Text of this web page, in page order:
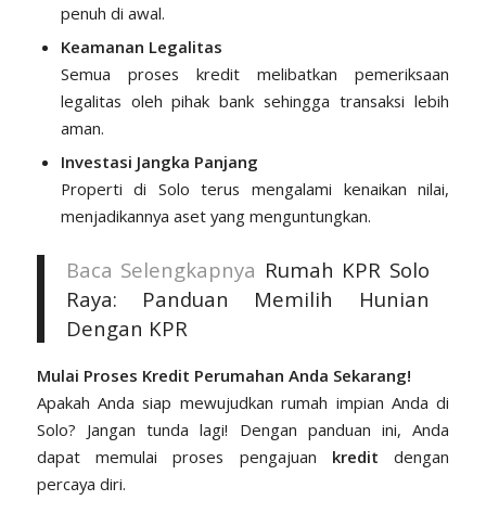
penuh di awal.
Keamanan Legalitas
Semua proses kredit melibatkan pemeriksaan
legalitas oleh pihak bank sehingga transaksi lebih
aman.
Investasi Jangka Panjang
Properti di Solo terus mengalami kenaikan nilai,
menjadikannya aset yang menguntungkan.
Baca Selengkapnya Rumah KPR Solo
Raya: Panduan Memilih Hunian
Dengan KPR
Mulai Proses Kredit Perumahan Anda Sekarang!
Apakah Anda siap mewujudkan rumah impian Anda di
Solo? Jangan tunda lagi! Dengan panduan ini, Anda
dapat memulai proses pengajuan kreditdengan
percaya diri.